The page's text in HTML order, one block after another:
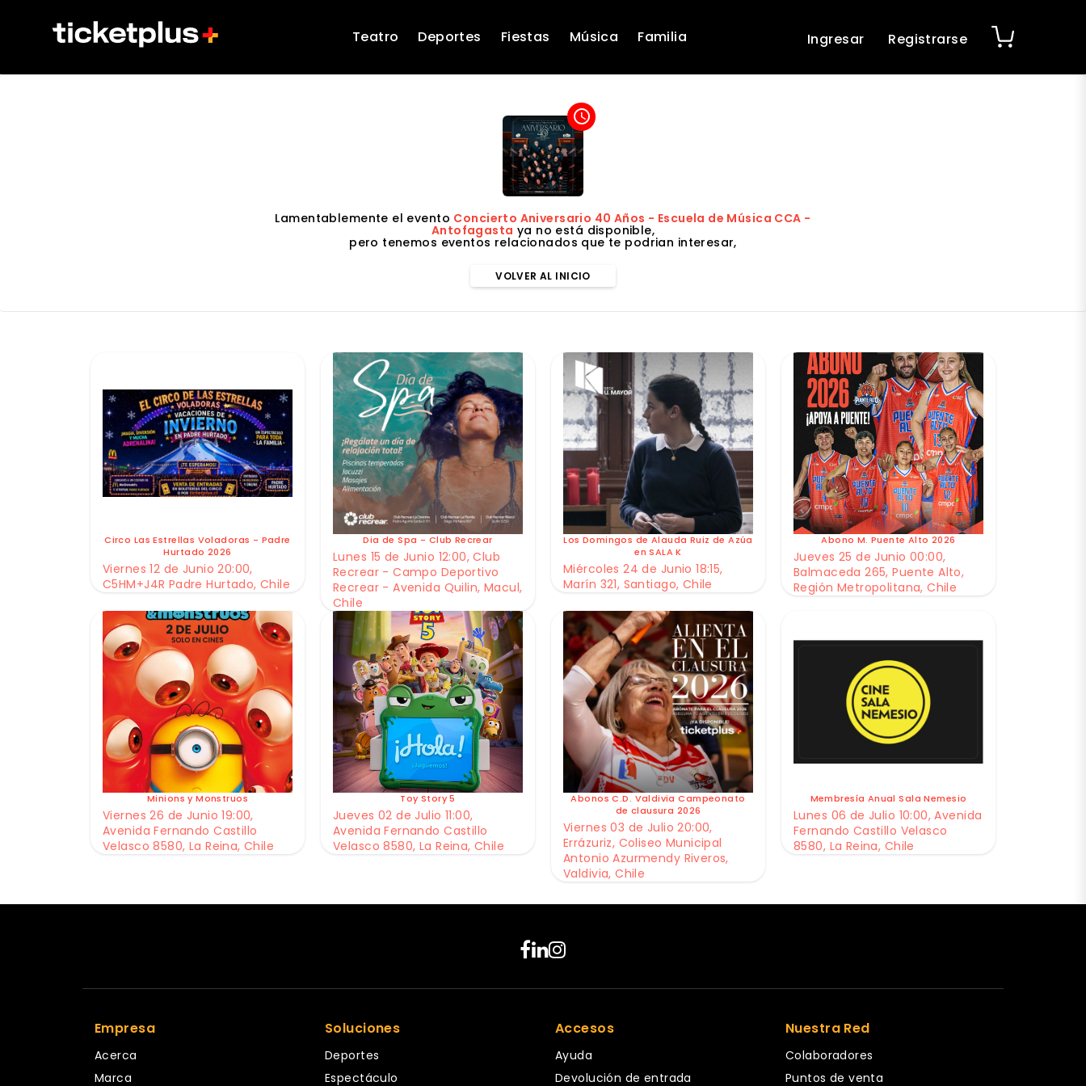
Teatro Deportes Fiestas Música Familia Ingresar Registrarse
access_time
Lamentablemente el evento Concierto Aniversario 40 Años - Escuela de Música CCA -
Antofagasta ya no está disponible,
pero tenemos eventos relacionados que te podrian interesar,
VOLVER AL INICIO
Circo Las Estrellas Voladoras - Padre
Hurtado 2026
Viernes 12 de Junio 20:00,
C5HM+J4R Padre Hurtado, Chile
Dia de Spa - Club Recrear
Lunes 15 de Junio 12:00, Club
Recrear - Campo Deportivo
Recrear - Avenida Quilin, Macul,
Chile
Los Domingos de Alauda Ruiz de Azúa
en SALA K
Miércoles 24 de Junio 18:15,
Marín 321, Santiago, Chile
Abono M. Puente Alto 2026
Jueves 25 de Junio 00:00,
Balmaceda 265, Puente Alto,
Región Metropolitana, Chile
Minions y Monstruos
Viernes 26 de Junio 19:00,
Avenida Fernando Castillo
Velasco 8580, La Reina, Chile
Toy Story 5
Jueves 02 de Julio 11:00,
Avenida Fernando Castillo
Velasco 8580, La Reina, Chile
Abonos C.D. Valdivia Campeonato
de clausura 2026
Viernes 03 de Julio 20:00,
Errázuriz, Coliseo Municipal
Antonio Azurmendy Riveros,
Valdivia, Chile
Membresía Anual Sala Nemesio
Lunes 06 de Julio 10:00, Avenida
Fernando Castillo Velasco
8580, La Reina, Chile
Empresa
Acerca
Marca
Soluciones
Deportes
Espectáculo
Accesos
Ayuda
Devolución de entrada
Nuestra Red
Colaboradores
Puntos de venta